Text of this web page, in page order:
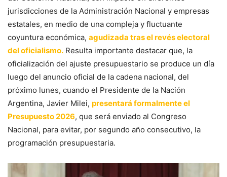
jurisdicciones de la Administración Nacional y empresas
estatales, en medio de una compleja y fluctuante
coyuntura económica, agudizada tras el revés electoral
del oficialismo. Resulta importante destacar que, la
oficialización del ajuste presupuestario se produce un día
luego del anuncio oficial de la cadena nacional, del
próximo lunes, cuando el Presidente de la Nación
Argentina, Javier Milei, presentará formalmente el
Presupuesto 2026, que será enviado al Congreso
Nacional, para evitar, por segundo año consecutivo, la
programación presupuestaria.